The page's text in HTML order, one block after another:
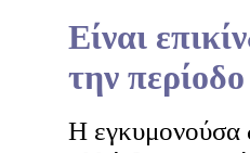
Είναι
την
Η εγκυμονούσα